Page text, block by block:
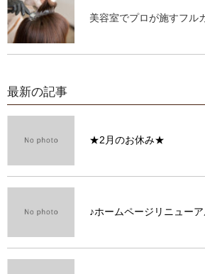
美容室でプロが施すフル
最新の記事
★2月のお休み★
♪ホームページリニューア